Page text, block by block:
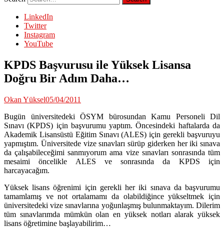
LinkedIn
Twitter
Instagram
YouTube
KPDS Başvurusu ile Yüksek Lisansa
Doğru Bir Adım Daha…
Okan Yüksel05/04/2011
Bugün üniversitedeki ÖSYM bürosundan Kamu Personeli Dil
Sınavı (KPDS) için başvurumu yaptım. Öncesindeki haftalarda da
Akademik Lisansüstü Eğitim Sınavı (ALES) için gerekli başvuruyu
yapmıştım. Üniversitede vize sınavları sürüp giderken her iki sınava
da çalışabileceğimi sanmıyorum ama vize sınavları sonrasında tüm
mesaimi öncelikle ALES ve sonrasında da KPDS için
harcayacağım.
Yüksek lisans öğrenimi için gerekli her iki sınava da başvurumu
tamamlamış ve not ortalamamı da olabildiğince yükseltmek için
üniversitedeki vize sınavlarına yoğunlaşmış bulunmaktayım. Dilerim
tüm sınavlarımda mümkün olan en yüksek notları alarak yüksek
lisans öğretimine başlayabilirim…